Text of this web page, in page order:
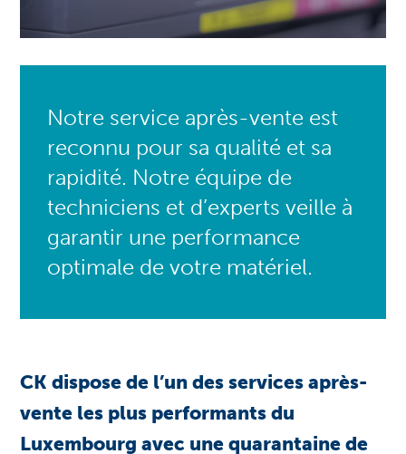
Notre service après-vente est
reconnu pour sa qualité et sa
rapidité. Notre équipe de
techniciens et d’experts veille à
garantir une performance
optimale de votre matériel.
CK dispose de l’un des services après-
vente les plus performants du
Luxembourg avec une quarantaine de